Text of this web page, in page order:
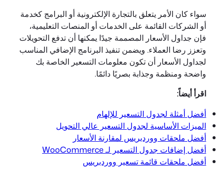
سواء كان الأمر يتعلق بالتجارة الإلكترونية أو البرامج كخدمة
أو الشركات القائمة على الخدمات أو المنصات التعليمية،
فإن جداول الأسعار المصممة جيدًا يمكنها أن تدفع التحويلات
وتعزز رضا العملاء. ويضمن تنفيذ البرنامج الإضافي المناسب
لجداول الأسعار أن تكون معلومات التسعير الخاصة بك
واضحة ومنظمة وجذابة بصريًا دائمًا.
اقرأ أيضاً:
أفضل أمثلة لجدول التسعير للإلهام
الميزات الأساسية لجدول التسعير عالي التحويل
أفضل ملحقات ووردبريس لمقارنة الأسعار
أفضل إضافات جدول التسعير لـ WooCommerce
أفضل ملحقات قائمة تسعير ووردبريس